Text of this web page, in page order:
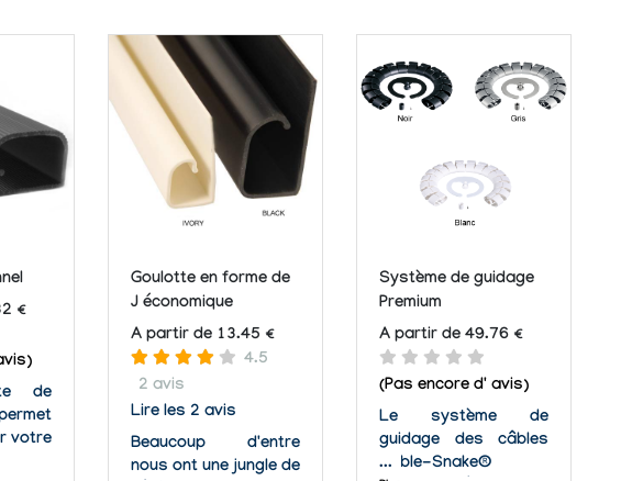
€
de
votre
que
Goulotte en forme de
J économique
A partir de 13.45 €
4.5
2 avis
Lire les 2 avis
Beaucoup d'entre
nous ont une jungle de
Système de guidage
Premium
A partir de 49.76 €
(Pas encore d' avis)
Le système de
guidage des câbles
Cable-Snake®